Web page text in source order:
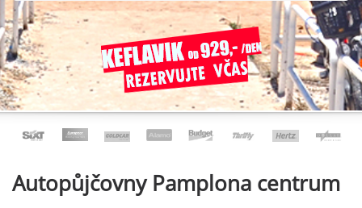
AutopůjčovnyPamplona centrum